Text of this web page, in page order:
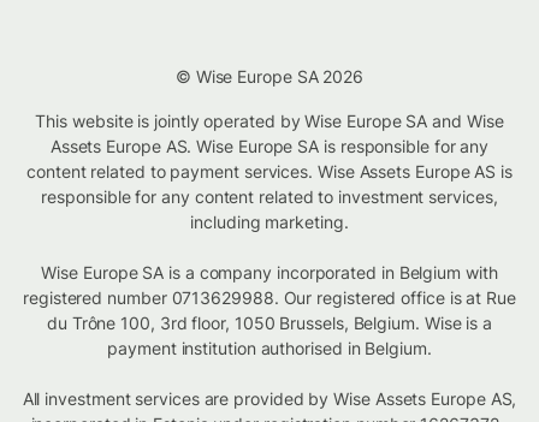
© Wise Europe SA 2026
This website is jointly operated by Wise Europe SA and Wise
Assets Europe AS. Wise Europe SA is responsible for any
content related to payment services. Wise Assets Europe AS is
responsible for any content related to investment services,
including marketing.
Wise Europe SA is a company incorporated in Belgium with
registered number 0713629988. Our registered office is at Rue
du Trône 100, 3rd floor, 1050 Brussels, Belgium. Wise is a
payment institution authorised in Belgium.
All investment services are provided by Wise Assets Europe AS,